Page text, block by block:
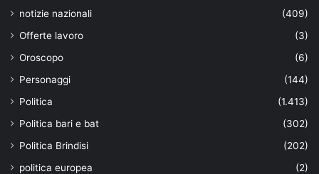
notizie nazionali
(409)
Offerte lavoro
(3)
Oroscopo
(6)
Personaggi
(144)
Politica
(1.413)
Politica bari e bat
(302)
Politica Brindisi
(202)
politica europea
(2)